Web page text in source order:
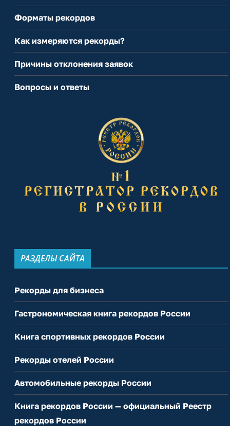
Форматы рекордов
Как измеряются рекорды?
Причины отклонения заявок
Вопросы и ответы
РАЗДЕЛЫ САЙТА
Рекорды для бизнеса
Гастрономическая книга рекордов России
Книга спортивных рекордов России
Рекорды отелей России
Автомобильные рекорды России
Книга рекордов России — официальный Реестр
рекордов России